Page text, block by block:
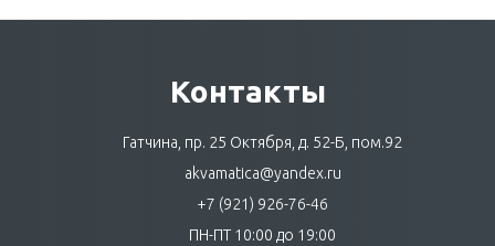
Контакты
Гатчина, пр. 25 Октября, д. 52-Б, пом.92
akvamatica@yandex.ru
+7 (921) 926-76-46
ПН-ПТ 10:00 до 19:00